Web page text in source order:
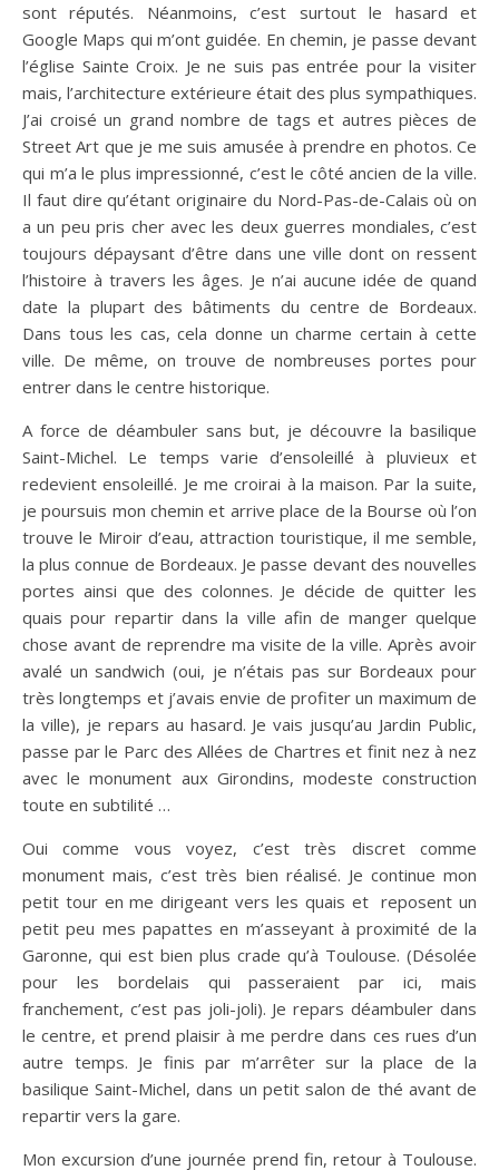
sont réputés. Néanmoins, c’est surtout le hasard et
Google Maps qui m’ont guidée. En chemin, je passe devant
l’église Sainte Croix. Je ne suis pas entrée pour la visiter
mais, l’architecture extérieure était des plus sympathiques.
J’ai croisé un grand nombre de tags et autres pièces de
Street Art que je me suis amusée à prendre en photos. Ce
qui m’a le plus impressionné, c’est le côté ancien de la ville.
Il faut dire qu’étant originaire du Nord-Pas-de-Calais où on
a un peu pris cher avec les deux guerres mondiales, c’est
toujours dépaysant d’être dans une ville dont on ressent
l’histoire à travers les âges. Je n’ai aucune idée de quand
date la plupart des bâtiments du centre de Bordeaux.
Dans tous les cas, cela donne un charme certain à cette
ville. De même, on trouve de nombreuses portes pour
entrer dans le centre historique.
A force de déambuler sans but, je découvre la basilique
Saint-Michel. Le temps varie d’ensoleillé à pluvieux et
redevient ensoleillé. Je me croirai à la maison. Par la suite,
je poursuis mon chemin et arrive place de la Bourse où l’on
trouve le Miroir d’eau, attraction touristique, il me semble,
la plus connue de Bordeaux. Je passe devant des nouvelles
portes ainsi que des colonnes. Je décide de quitter les
quais pour repartir dans la ville afin de manger quelque
chose avant de reprendre ma visite de la ville. Après avoir
avalé un sandwich (oui, je n’étais pas sur Bordeaux pour
très longtemps et j’avais envie de profiter un maximum de
la ville), je repars au hasard. Je vais jusqu’au Jardin Public,
passe par le Parc des Allées de Chartres et finit nez à nez
avec le monument aux Girondins, modeste construction
toute en subtilité …
Oui comme vous voyez, c’est très discret comme
monument mais, c’est très bien réalisé. Je continue mon
petit tour en me dirigeant vers les quais et reposent un
petit peu mes papattes en m’asseyant à proximité de la
Garonne, qui est bien plus crade qu’à Toulouse. (Désolée
pour les bordelais qui passeraient par ici, mais
franchement, c’est pas joli-joli). Je repars déambuler dans
le centre, et prend plaisir à me perdre dans ces rues d’un
autre temps. Je finis par m’arrêter sur la place de la
basilique Saint-Michel, dans un petit salon de thé avant de
repartir vers la gare.
Mon excursion d’une journée prend fin, retour à Toulouse.